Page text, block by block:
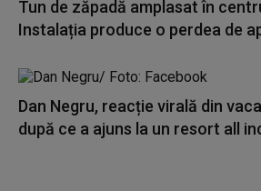
Tun de zăpadă amplasat în
Instalația produce o perdea de
Dan Negru, reacție virală din
după ce a ajuns la un resort all